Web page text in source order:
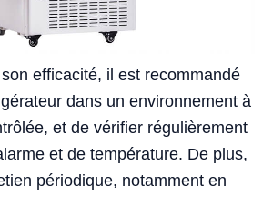
efficacité, il est recommandé
dans un environnement à
et de vérifier régulièrement
et de température. De plus,
périodique, notamment en